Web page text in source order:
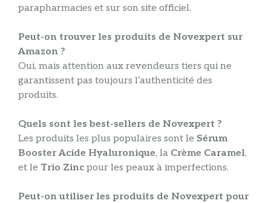
parapharmacies et sur son site officiel.
Peut-on trouver les produits de Novexpert sur
Amazon ?
Oui, mais attention aux revendeurs tiers qui ne
garantissent pas toujours l’authenticité des
produits.
Quels sont les best-sellers de Novexpert ?
Les produits les plus populaires sont le Sérum
Booster Acide Hyaluronique, la Crème Caramel,
et le Trio Zinc pour les peaux à imperfections.
Peut-on utiliser les produits de Novexpert pour